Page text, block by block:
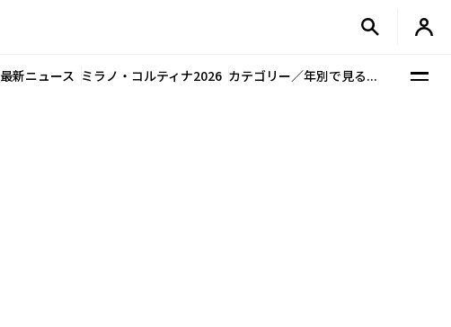
最新ニュース ミラノ・コルティナ2026 カテゴリー／年別で見る...